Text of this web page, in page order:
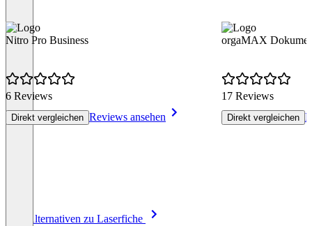
Nitro Pro Business
6 Reviews
Direkt vergleichen Reviews ansehen
orgaMAX
17 Reviews
Direkt vergleichen
Alle Alternativen zu Laserfiche